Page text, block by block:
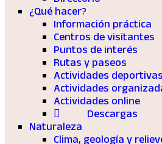
¿Qué hacer?
Información práctica
Centros de visitantes
Puntos de interés
Rutas y paseos
Actividades deportivas
Actividades
Actividades online
Descargas
Naturaleza
Clima, geología y